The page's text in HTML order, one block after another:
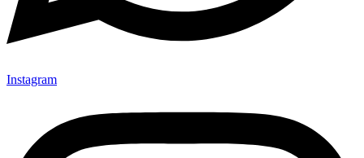
Instagram